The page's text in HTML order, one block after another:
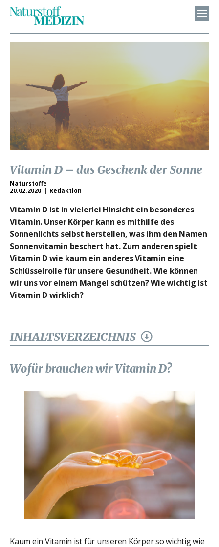
Vitamin D – das Geschenk der Sonne
Naturstoffe
20.02.2020
Redaktion
Vitamin D ist in vielerlei Hinsicht ein besonderes
Vitamin. Unser Körper kann es mithilfe des
Sonnenlichts selbst herstellen, was ihm den Namen
Sonnenvitamin beschert hat. Zum anderen spielt
Vitamin D wie kaum ein anderes Vitamin eine
Schlüsselrolle für unsere Gesundheit. Wie können
wir uns vor einem Mangel schützen? Wie wichtig ist
Vitamin D wirklich?
INHALTSVERZEICHNIS
Wofür brauchen wir Vitamin D?
Kaum ein Vitamin ist für unseren Körper so wichtig wie